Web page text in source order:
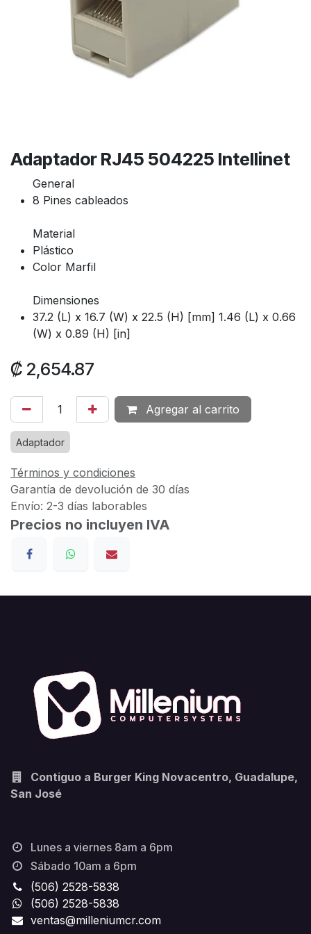
Adaptador RJ45 504225 Intellinet
General
8 Pines cableados
Material
Plástico
Color Marfil
Dimensiones
37.2 (L) x 16.7 (W) x 22.5 (H) [mm] 1.46 (L) x 0.66
(W) x 0.89 (H) [in]
₡ 2,654.87
Agregar al carrito
Adaptador
Términos y condiciones
Garantía de devolución de 30 días
Envío: 2-3 días laborables
Precios no incluyen IVA
Contiguo a Burger King Novacentro, Guadalupe,
San José
Lunes a viernes 8am a 6pm
Sábado 10am a 6pm
(506) 2528-5838
(506) 2528-5838
ventas@milleniumcr.com